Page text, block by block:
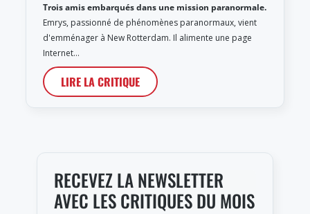
Trois amis embarqués dans une mission paranormale.
Emrys, passionné de phénomènes paranormaux, vient
d'emménager à New Rotterdam. Il alimente une page
Internet…
LIRE LA CRITIQUE
RECEVEZ LA NEWSLETTER
AVEC LES CRITIQUES DU MOIS